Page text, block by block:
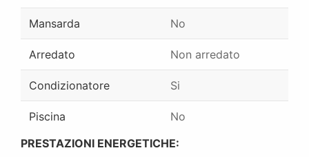
Mansarda No
Arredato Non arredato
Condizionatore Si
Piscina
No
PRESTAZIONI ENERGETICHE: